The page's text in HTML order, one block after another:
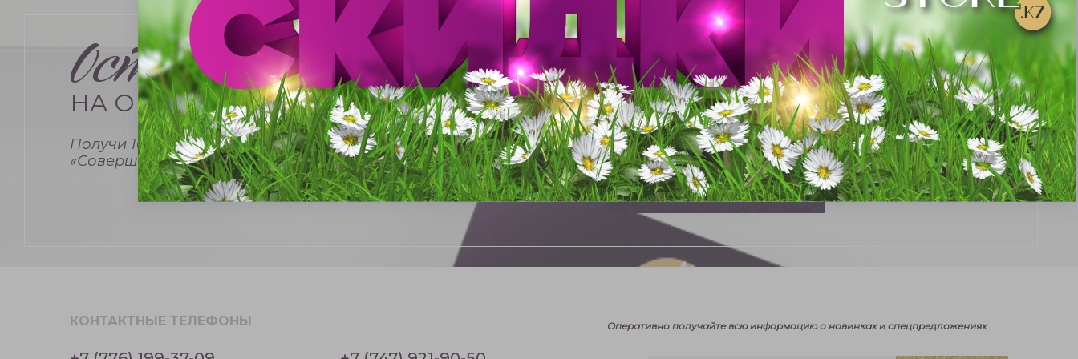
Оставь заявку
НА ОБУЧЕНИЕ
Получи 10% скидку на обучение по курсу
«Совершенная техника» от тренера Натальи Локурлу
КОНТАКТНЫЕ ТЕЛЕФОНЫ Оперативно получайте всю информацию о новинках и спецпредложениях